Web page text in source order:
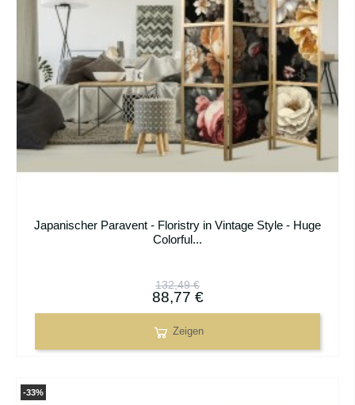
Japanischer Paravent - Floristry in Vintage Style - Huge
Colorful...
132,49 €
88,77 €
Zeigen
-33%